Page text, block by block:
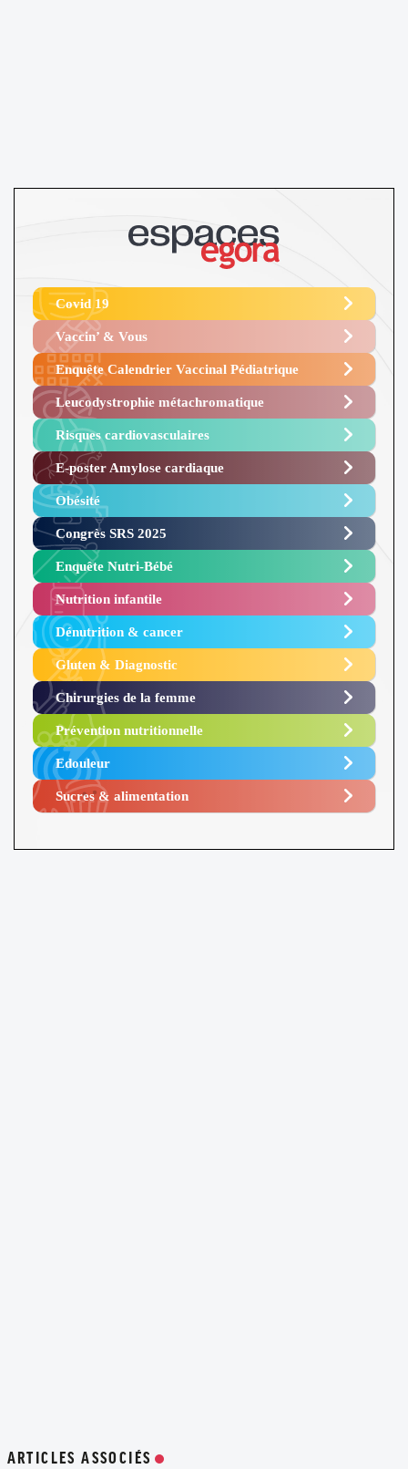
Covid 19
Vaccin’ & Vous
Enquête Calendrier Vaccinal Pédiatrique
Leucodystrophie métachromatique
Risques cardiovasculaires
E-poster Amylose cardiaque ​
Obésité ​
Congrès SRS 2025 ​
Enquête Nutri-Bébé ​
Nutrition infantile
Dénutrition & cancer
Gluten & Diagnostic
Chirurgies de la femme
Prévention nutritionnelle
Edouleur​
Sucres & alimentation​
ARTICLES ASSOCIÉS